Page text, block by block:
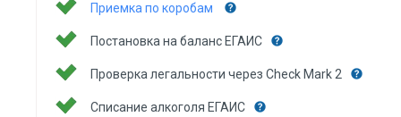
Приемка по коробам
Постановка на баланс ЕГАИС
Проверка легальности через Check Mark 2
Списание алкоголя ЕГАИС